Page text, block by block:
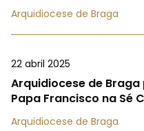
Arquidiocese de Braga
22 abril 2025
Arquidiocese de
Papa Francisco na Sé
Arquidiocese de Braga